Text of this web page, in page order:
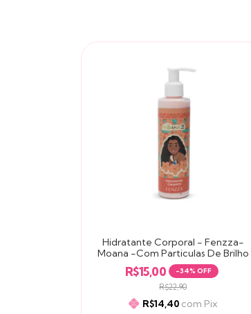
Hidratante Corporal - Fenzza-
Moana -Com Particulas De Brilho
R$15,00 -34% OFF
R$22,90
R$14,40 com Pix